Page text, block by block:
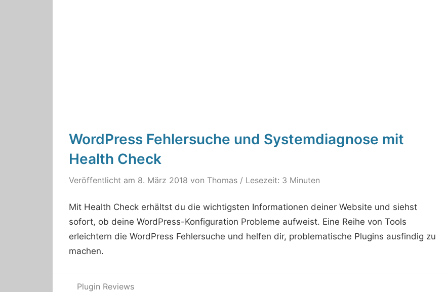
WordPress Fehlersuche und Systemdiagnose mit
Health Check
Veröffentlicht am 8. März 2018 von Thomas / Lesezeit: 3 Minuten
Mit Health Check erhältst du die wichtigsten Informationen deiner Website und siehst
sofort, ob deine WordPress-Konfiguration Probleme aufweist. Eine Reihe von Tools
erleichtern die WordPress Fehlersuche und helfen dir, problematische Plugins ausfindig zu
machen.
Plugin Reviews